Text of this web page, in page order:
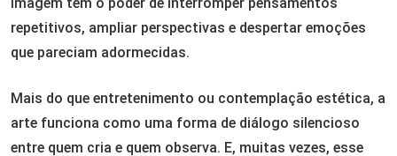
repetitivos, ampliar perspectivas e despertar emoções
que pareciam adormecidas.
Mais do que entretenimento ou contemplação estética, a
arte funciona como uma forma de diálogo silencioso
entre quem cria e quem observa. E, muitas vezes, esse